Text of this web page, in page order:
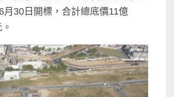
月30日開標，合計總底價11億